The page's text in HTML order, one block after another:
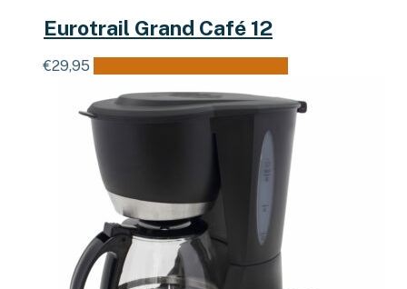
Eurotrail Grand Café 12
€29,95